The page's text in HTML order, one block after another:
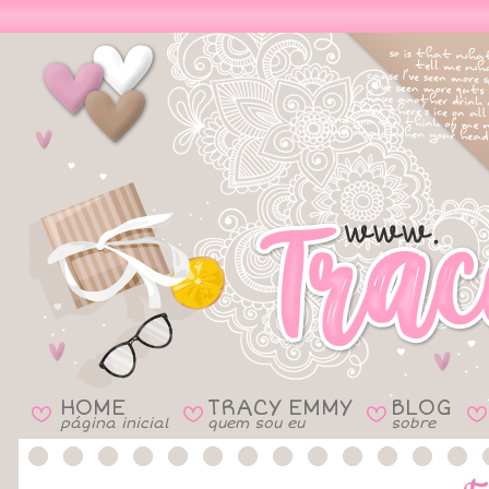
B HOME
página inicial B TRACY EMMY
quem sou eu B BLOG
sobre B